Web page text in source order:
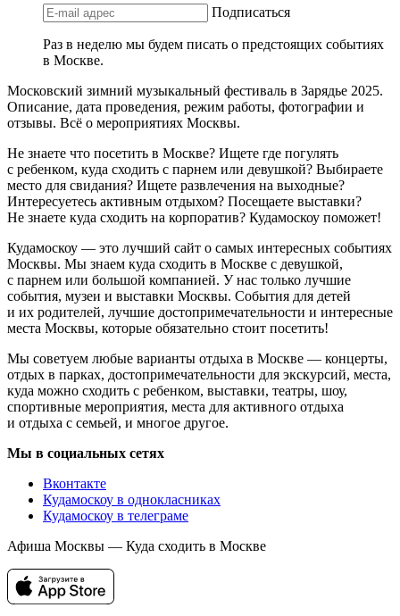
Подписаться
Раз в неделю мы будем писать о предстоящих событиях
в Москве.
Московский зимний музыкальный фестиваль в Зарядье 2025.
Описание, дата проведения, режим работы, фотографии и
отзывы. Всё о мероприятиях Москвы.
Не знаете что посетить в Москве? Ищете где погулять
с ребенком, куда сходить с парнем или девушкой? Выбираете
место для свидания? Ищете развлечения на выходные?
Интересуетесь активным отдыхом? Посещаете выставки?
Не знаете куда сходить на корпоратив? Кудамоскоу поможет!
Кудамоскоу — это лучший сайт о самых интересных событиях
Москвы. Мы знаем куда сходить в Москве с девушкой,
с парнем или большой компанией. У нас только лучшие
события, музеи и выставки Москвы. События для детей
и их родителей, лучшие достопримечательности и интересные
места Москвы, которые обязательно стоит посетить!
Мы советуем любые варианты отдыха в Москве — концерты,
отдых в парках, достопримечательности для экскурсий, места,
куда можно сходить с ребенком, выставки, театры, шоу,
спортивные мероприятия, места для активного отдыха
и отдыха с семьей, и многое другое.
Мы в социальных сетях
Вконтакте
Кудамоскоу в однокласниках
Кудамоскоу в телеграме
Афиша Москвы — Куда сходить в Москве